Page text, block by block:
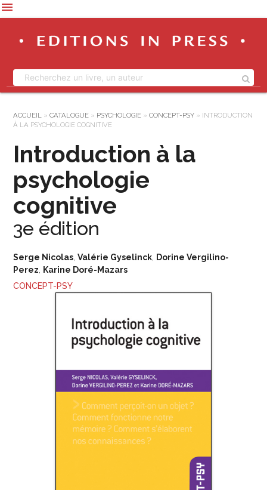
menu
ACCUEIL » CATALOGUE» PSYCHOLOGIE» CONCEPT-PSY» INTRODUCTION
À LA PSYCHOLOGIE COGNITIVE
Introduction à la
psychologie
cognitive
3e édition
Serge Nicolas, Valérie Gyselinck, Dorine Vergilino-
Perez, Karine Doré-Mazars
CONCEPT-PSY